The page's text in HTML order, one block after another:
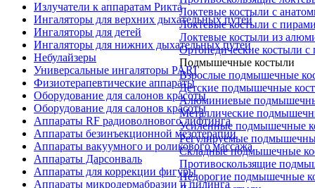
Излучатели к аппаратам Рикта
Ингаляторы для верхних дыхательных путей
Ингаляторы для детей
Ингаляторы для нижних дыхательных путей
Небулайзеры
Универсальные ингаляторы PARI
Физиотерапевтические аппараты
Оборудование для салонов красоты
Оборудование для салонов красоты
Аппараты RF радиоволнового лифтинга
Аппараты безинъекционной мезотерапии
Аппараты вакуумного и роликового массажа
Аппараты Дарсонваль
Аппараты для коррекции фигуры
Аппараты микродермабразии и пилинга
Локтевые костыли с
Локтевые костыли с
Локтевые костыли из
Ортопедические костыли с
Подмышечные костыли
Взрослые подмышечные
Детские подмышечные
Алюминиевые
Металлические
Усиленные подмышечные
Регулируемые
Складные подмышечные
Противоскользящие
Недорогие подмышечные